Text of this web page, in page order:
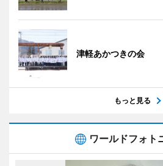
津軽あかつきの会
もっと見る
ワールドフォト